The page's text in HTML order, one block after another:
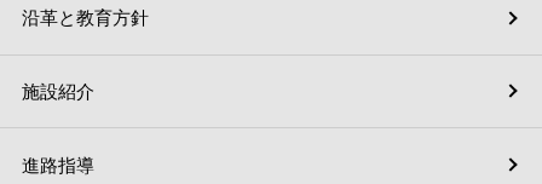
施設紹介
進路指導
沿革と教育方針